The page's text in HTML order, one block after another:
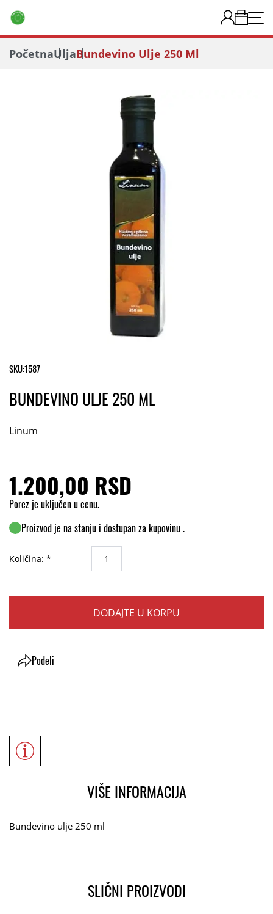
PočetnaUljaBundevino Ulje 250 Ml
SKU:1587
BUNDEVINO ULJE 250 ML
Linum
1.200,00 RSD
Porez je uključen u cenu.
Proizvod je na stanju i dostupan za kupovinu .
Količina: *
DODAJTE U KORPU
Podeli
VIŠE INFORMACIJA
Bundevino ulje 250 ml
SLIČNI PROIZVODI